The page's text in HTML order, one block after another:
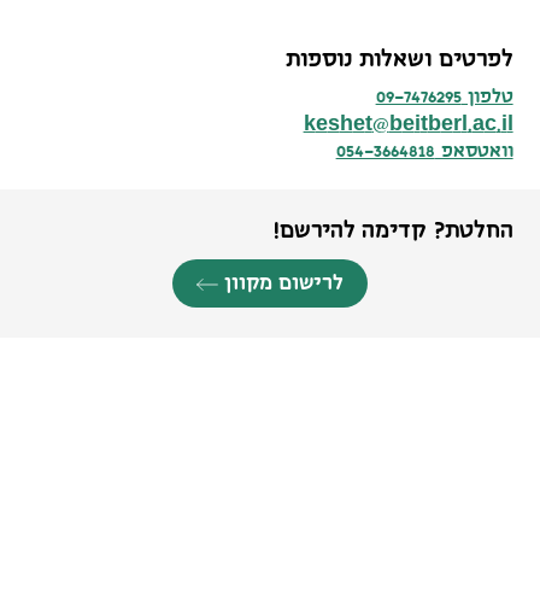
לפרטים ושאלות נוספות
טלפון 09-7476295
keshet@ beitberl .ac.i
וואטסאפ 054-3664818
החלטת? קדימה להירשם!
לרישום מקוון